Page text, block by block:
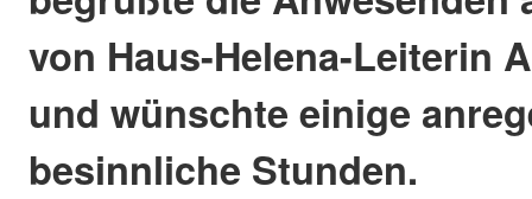
von Haus-Helena-Leiterin
und wünschte einige
besinnliche Stunden.